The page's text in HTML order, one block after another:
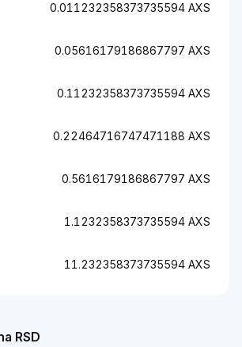
RSD
0.011232358373735594 AXS
0.05616179186867797 AXS
0.11232358373735594 AXS
0.22464716747471188 AXS
0.5616179186867797 AXS
1.1232358373735594 AXS
11.232358373735594 AXS